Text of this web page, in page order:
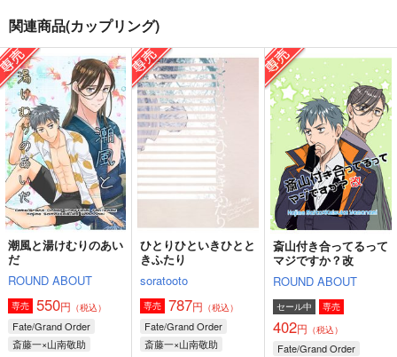
斎山付き合ってるって
マジですか？改
ROUND ABOUT
402円（税込）
斎藤一×山南敬助
サンプル
作品詳細
らぶこめ！
にぎやかし
944円（税込）
神宮寺寂雷×飴村乱数
サンプル
作品詳細
アクリルキーホルダー
第42弾「山南敬助」
逸遊団
715 円（税込）
山南敬助
サンプル
作品詳細
関連商品(カップリング)
潮風と湯けむりのあい
だ
ROUND ABOUT
専売 550円 （税込）
Fate/Grand Order
斎藤一×山南敬助
ひとりひといきひとと
きふたり
soratooto
専売 787円 （税込）
Fate/Grand Order
斎藤一×山南敬助
斎山付き合ってるって
マジですか？改
ROUND ABOUT
セール中 専売
402円 （税込）
Fate/Grand Order